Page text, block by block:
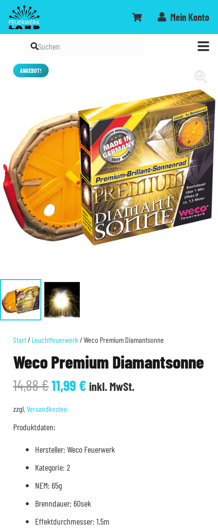
Mein Konto
ANGEBOT!
Start / Leuchtfeuerwerk / Weco Premium Diamantsonne
Weco Premium Diamantsonne
14,88€Ursprünglicher
Preis
war:
14,88 €
11,99€Aktueller
inkl. MwSt.
zzgl. Versandkosten
Produktdaten:
Hersteller: Weco Feuerwerk
Kategorie: 2
NEM: 65g
Brenndauer: 60sek
Effektdurchmesser: 1,5m